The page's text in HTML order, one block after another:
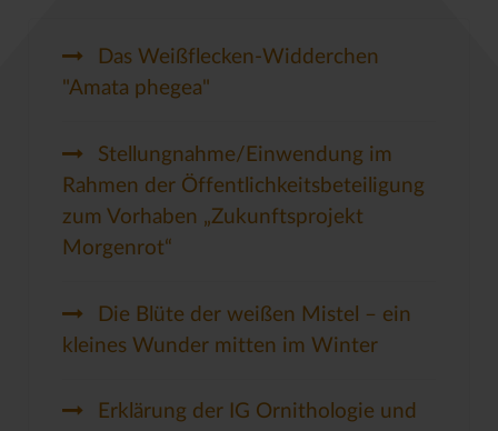
Das Weißflecken-Widderchen
"Amata phegea"
Stellungnahme/Einwendung im
Rahmen der Öffentlichkeitsbeteiligung
zum Vorhaben „Zukunftsprojekt
Morgenrot“
Die Blüte der weißen Mistel – ein
kleines Wunder mitten im Winter
Erklärung der IG Ornithologie und